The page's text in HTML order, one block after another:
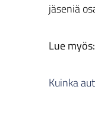
jäseniä
Lue myös:
Kuinka